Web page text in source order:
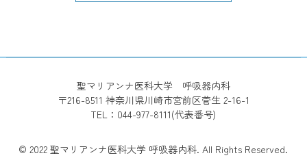
聖マリアンナ医科大学 呼吸器内科
〒216-8511 神奈川県川崎市宮前区菅生 2-16-1
TEL：044-977-8111(代表番号)
© 2022 聖マリアンナ医科大学 呼吸器内科. All Rights Reserved.